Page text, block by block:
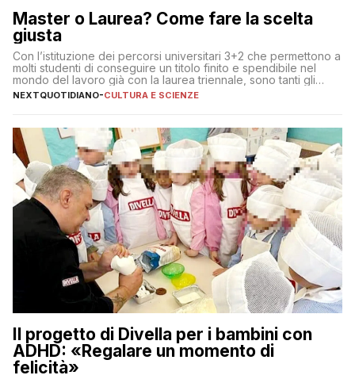
Master o Laurea? Come fare la scelta
giusta
Con l’istituzione dei percorsi universitari 3+2 che permettono a
molti studenti di conseguire un titolo finito e spendibile nel
mondo del lavoro già con la laurea triennale, sono tanti gli
interrogativi che si pongono gli studenti una volta raggiunto
NEXTQUOTIDIANO-CULTURA E SCIENZE
Il progetto di Divella per i bambini con
ADHD: «Regalare un momento di
felicità»